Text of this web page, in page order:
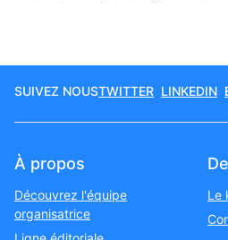
SUIVEZ NOUSTWITTER LINKEDIN
À propos
Découvrez l'équipe
organisatrice
Le